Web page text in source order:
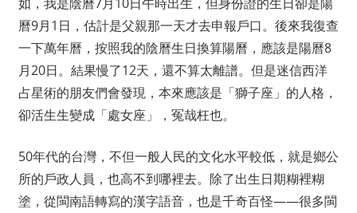
曆9月1日，估計是父親那一天才去申報戶口。後來我復查
一下萬年曆，按照我的陰曆生日換算陽曆，應該是陽曆8
月20日。結果慢了12天，還不算太離譜。但是迷信西洋
占星術的朋友們會發現，本來應該是「獅子座」的人格，
卻活生生變成「處女座」，冤哉枉也。
50年代的台灣，不但一般人民的文化水平較低，就是鄉公
所的戶政人員，也高不到哪裡去。除了出生日期糊裡糊
塗，從閩南語轉寫的漢字語音，也是千奇百怪——很多閩